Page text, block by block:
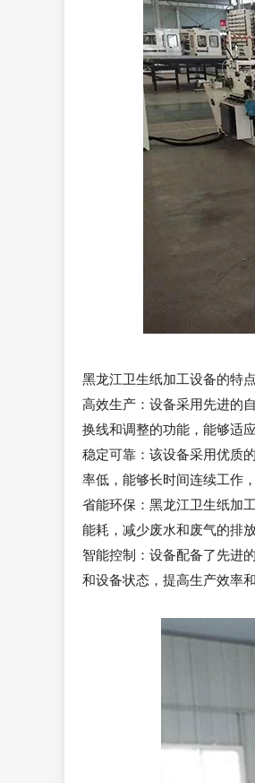
黑龙江卫生纸加工设备的特点
高效生产：设备采用先进的
换线和调整的功能，能够适
稳定可靠：该设备采用优质
率低，能够长时间连续工作
省能环保：黑龙江卫生纸加
能耗，减少废水和废气的排
智能控制：设备配备了先进
和设备状态，提高生产效率